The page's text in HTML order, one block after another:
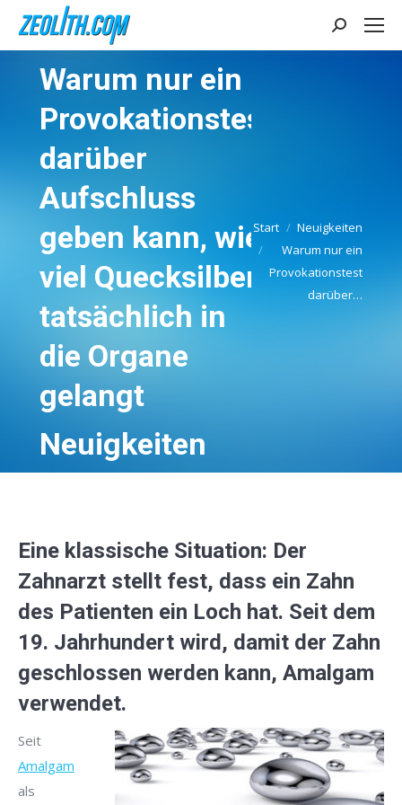
Search:
Warum nur ein
Provokationstest
darüber
Aufschluss
geben kann, wie
viel Quecksilber
tatsächlich in
die Organe
gelangt
Neuigkeiten
Sie befinden sich hier:
Start
Neuigkeiten
Warum nur ein
Provokationstest
darüber…
Eine klassische Situation: Der
Zahnarzt stellt fest, dass ein Zahn
des Patienten ein Loch hat. Seit dem
19. Jahrhundert wird, damit der Zahn
geschlossen werden kann, Amalgam
verwendet.
Seit
Amalgam
als